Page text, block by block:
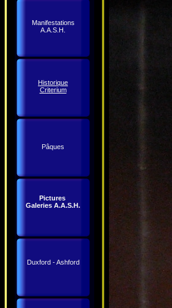
Manifestations
A.A.S.H.
Historique
Criterium
Pâques
Pictures
Galeries A.A.S.H.
Duxford - Ashford